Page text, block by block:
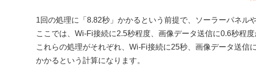
1回の処理に「8.82秒」かかるという前提で、ソーラーパネル
ここでは、Wi-Fi接続に2.5秒程度、画像データ送信に0.6秒程度
これらの処理がそれぞれ、Wi-Fi接続に25秒、画像データ送信
かかるという計算になります。